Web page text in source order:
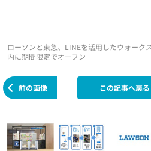
ローソンと東急、LINEを活用したウォー
内に期間限定でオープン
前の画像 この記事へ戻る